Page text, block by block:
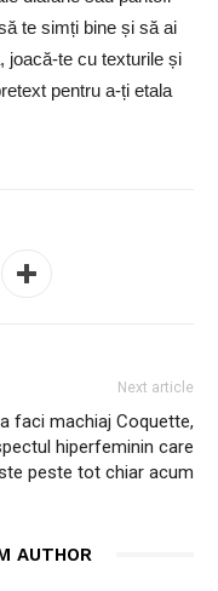
te simți bine și să ai
joacă-te cu texturile și
pentru a-ți etala
Next article
faci machiaj Coquette,
hiperfeminin care
peste tot chiar acum
AUTHOR